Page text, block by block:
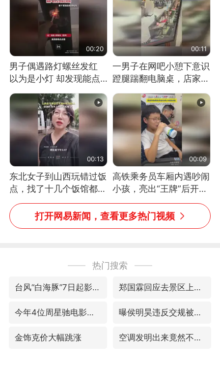
00:20
男子偶遇路灯螺丝发红
以为是小灯 却发现能点
燃香烟 当事人：已报警
处理
00:11
一男子在网吧小憩下意识
蹬腿踹翻电脑桌，店家3
台显示器与机械臂损坏
00:13
东北女子到山西玩错过饭
点，找了十几个饭馆都没
开门：午休到几点
00:09
高铁乘务员车厢内遇吵闹
小孩，亮出“王牌”后开启
一键静音
打开网易新闻，查看更多热门视频
热门搜索
台风“白海豚”7日起影响上海 郑国霖回应去景区上班被保安拦下
今年4位周星驰电影配角去世 曝侯明昊违反交规被约谈
金饰克价大幅跳涨 空调发明出来竟然不是为了给人降温